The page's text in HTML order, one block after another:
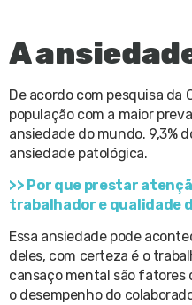
A
De acordo com pesquisa da
população com a maior
ansiedade do mundo. 9,3%
ansiedade patológica.
>> Por que prestar
trabalhador e qualidade
Essa ansiedade pode
deles, com certeza é o
cansaço mental são
o desempenho do